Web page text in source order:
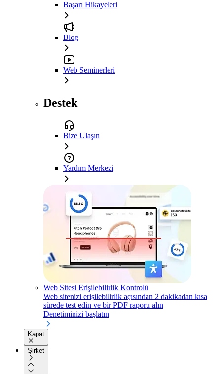
Başarı Hikayeleri
Blog
Web Seminerleri
Destek
Bize Ulaşın
Yardım Merkezi
Web Sitesi Erişilebilirlik Kontrolü
Web sitenizi erişilebilirlik açısından 2 dakikadan kısa
sürede test edin ve bir PDF raporu alın
Denetiminizi başlatın
Kapat
Şirket